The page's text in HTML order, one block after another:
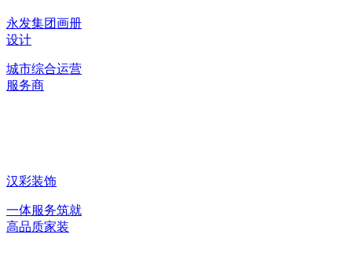
永发集团画册
设计
城市综合运营
服务商
汉彩装饰
一体服务筑就
高品质家装